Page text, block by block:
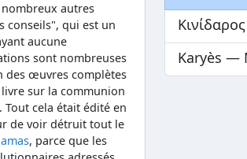
autres
conseils", qui est un
aucune
sont nombreuses
des œuvres complètes
sur la communion
cela était édité en
de voir détruit tout le
, parce que les
Karyès —